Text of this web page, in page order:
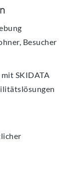
Besucher
SKIDATA